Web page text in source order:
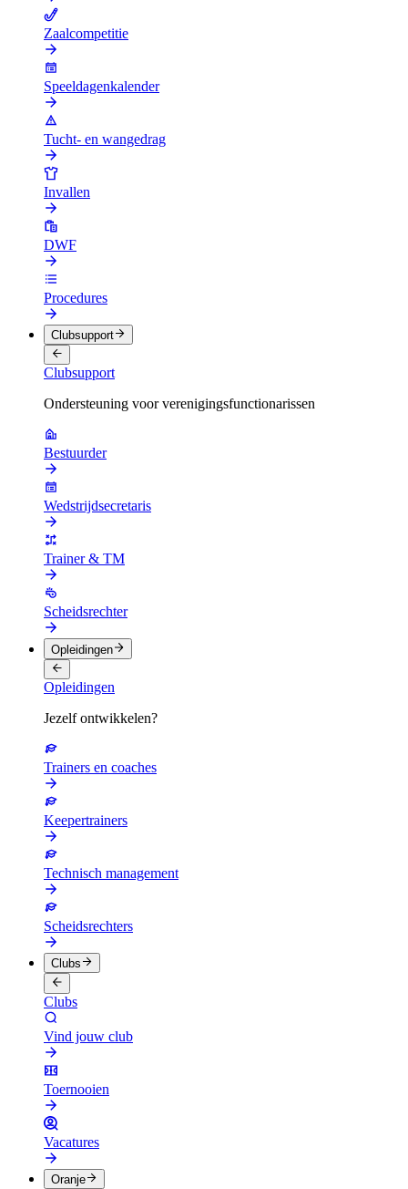
Zaalcompetitie
Speeldagenkalender
Tucht- en wangedrag
Invallen
DWF
Procedures
Clubsupport
Clubsupport
Ondersteuning voor verenigingsfunctionarissen
Bestuurder
Wedstrijdsecretaris
Trainer & TM
Scheidsrechter
Opleidingen
Opleidingen
Jezelf ontwikkelen?
Trainers en coaches
Keepertrainers
Technisch management
Scheidsrechters
Clubs
Clubs
Vind jouw club
Toernooien
Vacatures
Oranje